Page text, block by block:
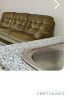
ZMPT552630